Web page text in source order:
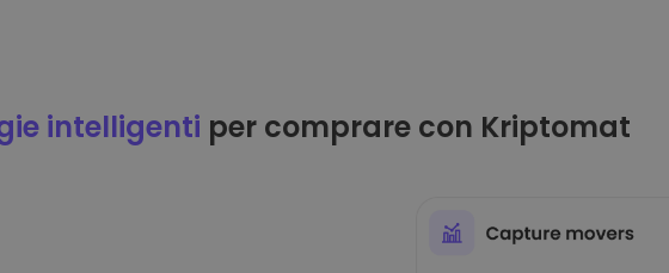
intelligenti per comprare con Kriptomat